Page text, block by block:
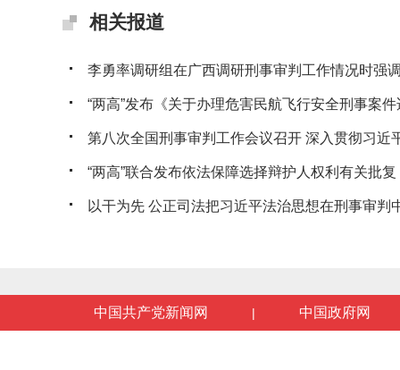
相关报道
李勇率调研组在广西调研刑事审判工作情况时强
“两高”发布《关于办理危害民航飞行安全刑事案
第八次全国刑事审判工作会议召开 深入贯彻习近
“两高”联合发布依法保障选择辩护人权利有关批复
以干为先 公正司法把习近平法治思想在刑事审判
中国共产党新闻网 | 中国政府网